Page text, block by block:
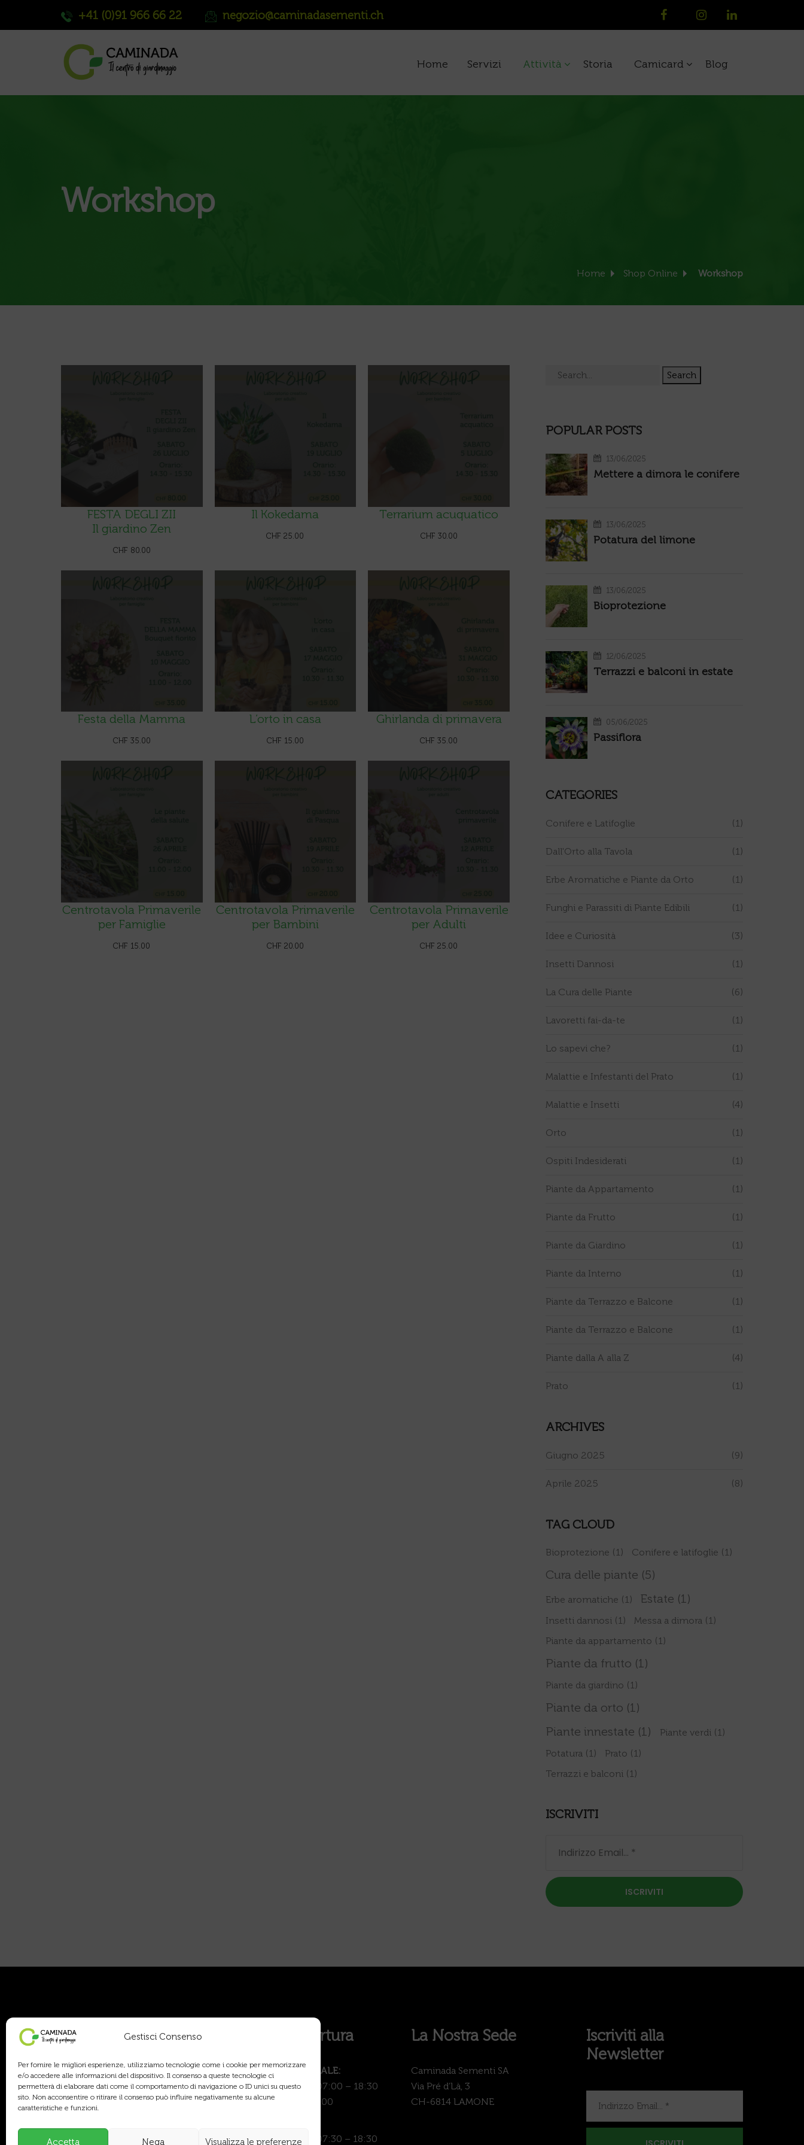
Gestisci Consenso
Per fornire le migliori esperienze, utilizziamo tecnologie come i cookie per memorizzare
e/o accedere alle informazioni del dispositivo. Il consenso a queste tecnologie ci
permetterà di elaborare dati come il comportamento di navigazione o ID unici su questo
sito. Non acconsentire o ritirare il consenso può influire negativamente su alcune
caratteristiche e funzioni.
Accetta Nega Visualizza le preferenze
+41 (0)91 966 66 22 negozio@caminadasementi.ch
Home Servizi Attività Storia Camicard Blog
Workshop
Home Shop Online Workshop
FESTA DEGLI ZII
Il giardino Zen
CHF 80.00
Il Kokedama
CHF 25.00
Terrarium acuquatico
CHF 30.00
Festa della Mamma
CHF 35.00
L’orto in casa
CHF 15.00
Ghirlanda di primavera
CHF 35.00
Centrotavola Primaverile
per Famiglie
CHF 15.00
Centrotavola Primaverile
per Bambini
CHF 20.00
Centrotavola Primaverile
per Adulti
CHF 25.00
Search
POPULAR POSTS
13/06/2025
Mettere a dimora le conifere
13/06/2025
Potatura del limone
13/06/2025
Bioprotezione
12/06/2025
Terrazzi e balconi in estate
05/06/2025
Passiflora
CATEGORIES
Conifere e Latifoglie (1)
Dall'Orto alla Tavola (1)
Erbe Aromatiche e Piante da Orto (1)
Funghi e Parassiti di Piante Edibili (1)
Idee e Curiosità (3)
Insetti Dannosi (1)
La Cura delle Piante (6)
Lavoretti fai-da-te (1)
Lo sapevi che? (1)
Malattie e Infestanti del Prato (1)
Malattie e Insetti (4)
Orto (1)
Ospiti Indesiderati (1)
Piante da Appartamento (1)
Piante da Frutto (1)
Piante da Giardino (1)
Piante da Interno (1)
Piante da Terrazzo e Balcone (1)
Piante da Terrazzo e Balcone (1)
Piante dalla A alla Z (4)
Prato (1)
ARCHIVES
Giugno 2025 (9)
Aprile 2025 (8)
TAG CLOUD
Bioprotezione (1) Conifere e latifoglie (1)
Cura delle piante (5)
Erbe aromatiche (1) Estate (1)
Insetti dannosi (1) Messa a dimora (1)
Piante da appartamento (1)
Piante da frutto (1)
Piante da giardino (1)
Piante da orto (1)
Piante innestate (1) Piante verdi (1)
Potatura (1) Prato (1)
Terrazzi e balconi (1)
ISCRIVITI
Orari di Apertura
AREA PROFESSIONALE:
Lunedì – Venerdì: 07:00 – 18:30
Sabato: 07:00 – 17:00
Lunedì – Venerdì: 07:30 – 18:30
La Nostra Sede
Caminada Sementi SA
Via Pré d’Là, 3
CH-6814 LAMONE
Iscriviti alla
Newsletter